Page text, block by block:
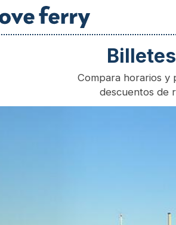
Compara horarios y
descuentos de